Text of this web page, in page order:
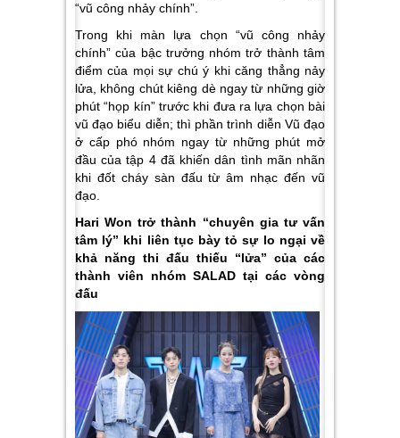
“vũ công nhảy chính”.
Trong khi màn lựa chọn “vũ công nhảy
chính” của bậc trưởng nhóm trở thành tâm
điểm của mọi sự chú ý khi căng thẳng nảy
lửa, không chút kiêng dè ngay từ những giờ
phút “họp kín” trước khi đưa ra lựa chọn bài
vũ đạo biểu diễn; thì phần trình diễn Vũ đạo
ở cấp phó nhóm ngay từ những phút mở
đầu của tập 4 đã khiến dân tình mãn nhãn
khi đốt cháy sàn đấu từ âm nhạc đến vũ
đạo.
Hari Won trở thành “chuyên gia tư vấn
tâm lý” khi liên tục bày tỏ sự lo ngại về
khả năng thi đấu thiếu “lửa” của các
thành viên nhóm SALAD tại các vòng
đấu